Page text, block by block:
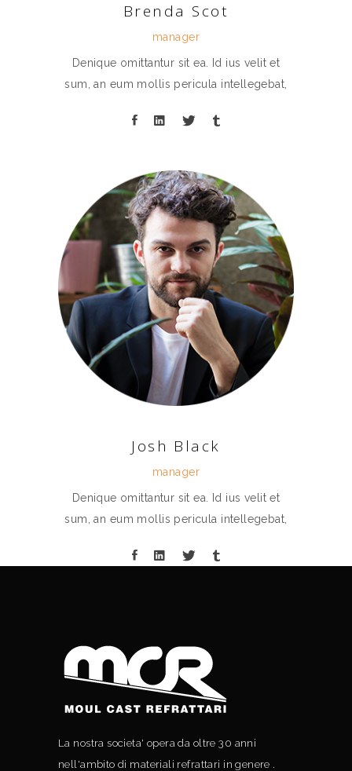
Brenda Scot
manager
Denique omittantur sit ea. Id ius velit et
sum, an eum mollis pericula intellegebat,
Josh Black
manager
Denique omittantur sit ea. Id ius velit et
sum, an eum mollis pericula intellegebat,
La nostra societa' opera da oltre 30 anni
nell'ambito di materiali refrattari in genere .